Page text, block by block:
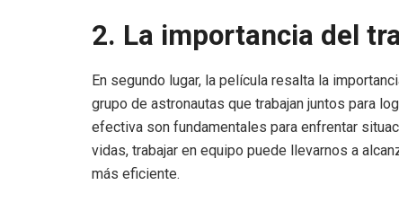
2. La importancia del
En segundo lugar, la película resalta la
grupo de astronautas que trabajan juntos para
efectiva son fundamentales para enfrentar
vidas, trabajar en equipo puede llevarnos a
más eficiente.